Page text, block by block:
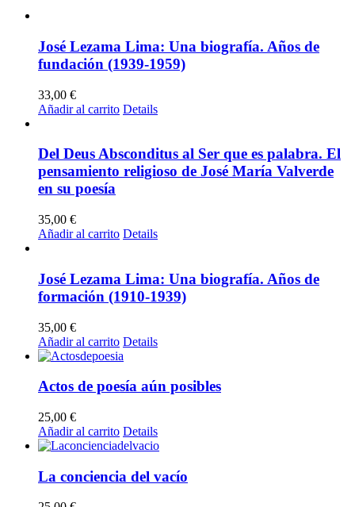
José Lezama Lima: Una biografía. Años de
fundación (1939-1959)
33,00 €
Añadir al carrito Details
Del Deus Absconditus al Ser que es palabra. El
pensamiento religioso de José María Valverde
en su poesía
35,00 €
Añadir al carrito Details
José Lezama Lima: Una biografía. Años de
formación (1910-1939)
35,00 €
Añadir al carrito Details
Actos de poesía aún posibles
25,00 €
Añadir al carrito Details
La conciencia del vacío